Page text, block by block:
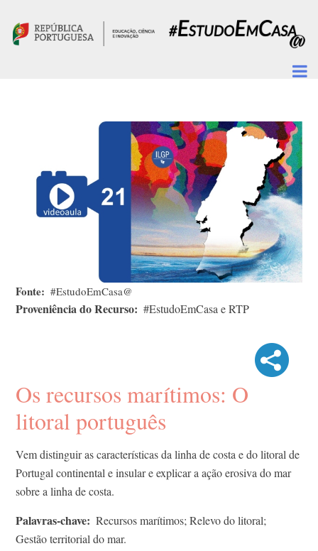
Fonte #EstudoEmCasa@
Proveniência do Recurso #EstudoEmCasa e RTP
Os recursos marítimos: O
litoral português
Vem distinguir as características da linha de costa e do litoral de
Portugal continental e insular e explicar a ação erosiva do mar
sobre a linha de costa.
Palavras-chave
Recursos marítimos; Relevo do litoral;
Gestão territorial do mar.